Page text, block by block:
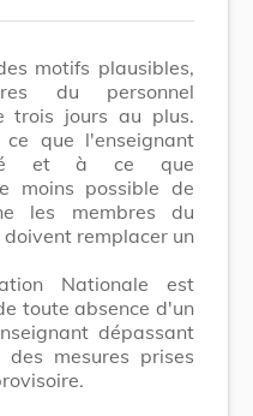
motifs plausibles,
du personnel
trois jours au plus.
que l'enseignant
et à ce que
moins possible de
les membres du
remplacer un
Nationale est
toute absence d'un
dépassant
mesures prises